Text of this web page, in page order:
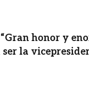
honor y
la